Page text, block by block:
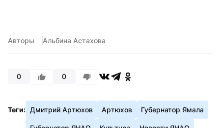
Авторы Альбина Астахова
0 0
Теги: Дмитрий Артюхов Артюхов Губернатор Ямала